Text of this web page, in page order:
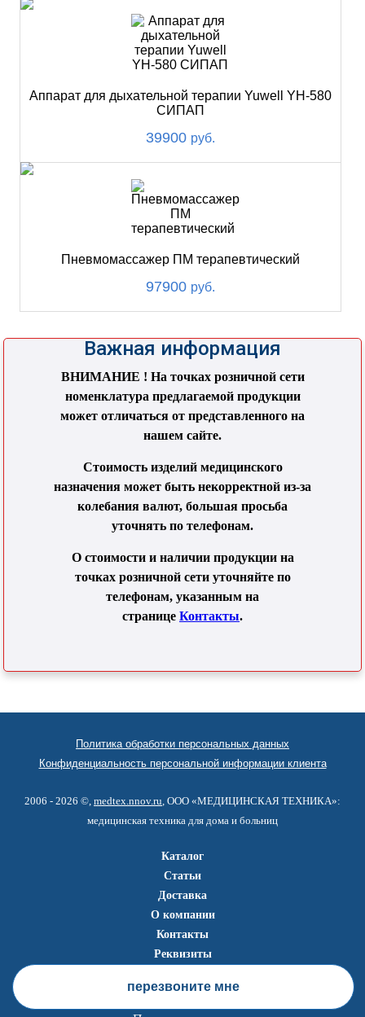
Аппарат для дыхательной терапии Yuwell YH-580
СИПАП
39900 руб.
Пневмомассажер ПМ терапевтический
97900 руб.
Важная информация
ВНИМАНИЕ ! На точках розничной сети
номенклатура предлагаемой продукции
может отличаться от представленного на
нашем сайте.
Стоимость изделий медицинского
назначения может быть некорректной из-за
колебания валют, большая просьба
уточнять по телефонам.
О стоимости и наличии продукции на
точках розничной сети уточняйте по
телефонам, указанным на
странице Контакты.
Политика обработки персональных данных
Конфиденциальность персональной информации клиента
2006 - 2026 ©, medtex.nnov.ru , ООО «МЕДИЦИНСКАЯ ТЕХНИКА»:
медицинская техника для дома и больниц
Каталог
Статьи
Доставка
О компании
Контакты
Реквизиты
перезвоните мне